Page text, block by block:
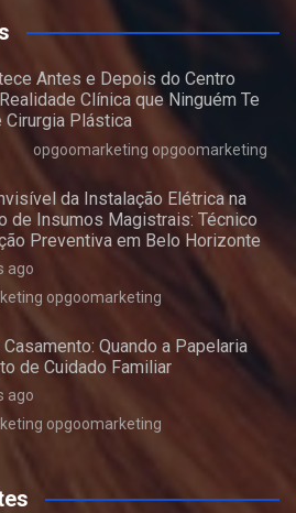
Antes e Depois do Centro
Clínica que Ninguém Te
Cirurgia Plástica
opgoomarketing opgoomarketing
da Instalação Elétrica na
de Insumos Magistrais: Técnico
Preventiva em Belo Horizonte
ago
opgoomarketing
Quando a Papelaria
de Cuidado Familiar
ago
opgoomarketing